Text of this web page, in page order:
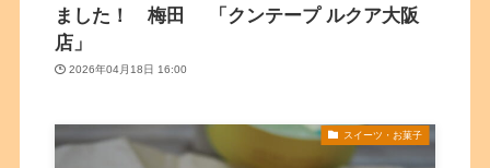
ました！ 梅田 「クンテープ ルクア大阪
店」
2026年04月18日 16:00
スイーツ・お菓子